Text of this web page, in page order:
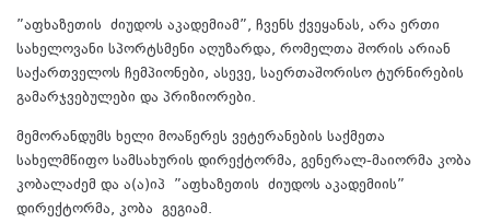
”აფხაზეთის ძიუდოს აკადემიამ”, ჩვენს ქვეყანას, არა ერთი
სახელოვანი სპორტსმენი აღუზარდა, რომელთა შორის არიან
საქართველოს ჩემპიონები, ასევე, საერთაშორისო ტურნირების
გამარჯვებულები და პრიზიორები.
მემორანდუმს ხელი მოაწერეს ვეტერანების საქმეთა
სახელმწიფო სამსახურის დირექტორმა, გენერალ-მაიორმა კობა
კობალაძემ და ა(ა)იპ ”აფხაზეთის ძიუდოს აკადემიის”
დირექტორმა, კობა გეგიამ.